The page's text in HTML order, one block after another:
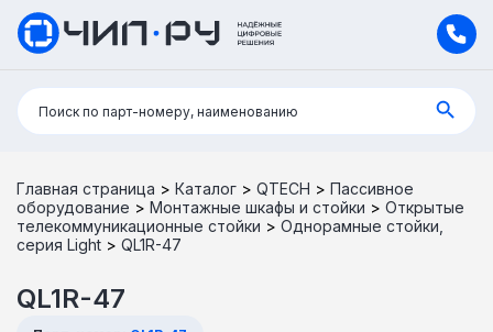
Поиск:
Поиск по парт-номеру, наименованию
Главная страница > Каталог > QTECH > Пассивное
оборудование > Монтажные шкафы и стойки > Открытые
телекоммуникационные стойки > Однорамные стойки,
серия Light > QL1R-47
QL1R-47